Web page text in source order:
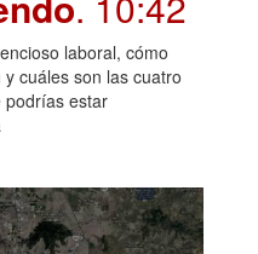
laboral, cómo
cuáles son las cuatro
podrías estar